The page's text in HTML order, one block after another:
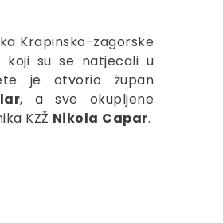
Krapinsko-zagorske
koji su se natjecali u
je otvorio župan
, a sve okupljene
KZŽ Nikola Capar.